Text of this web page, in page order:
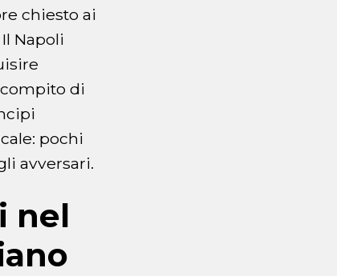
chiesto ai
Napoli
di
pochi
avversari.
nel